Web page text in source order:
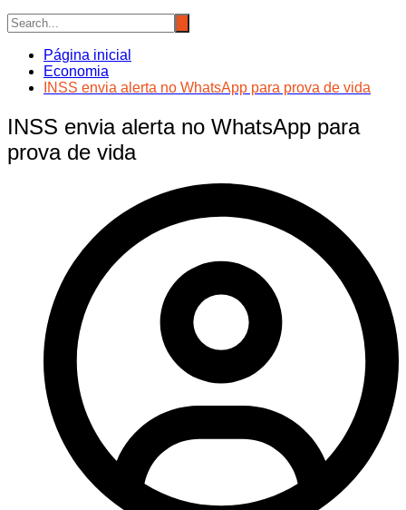
Página inicial
Economia
INSS envia alerta no WhatsApp para prova de vida
INSS envia alerta no WhatsApp para
prova de vida